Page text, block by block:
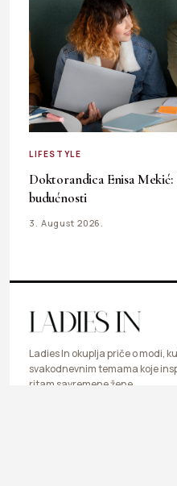
LIFESTYLE
Doktorandica Enisa
budućnosti
3. August 2026.
Ladies In okuplja priče o modi,
svakodnevnim temama koje
ritam savremene žene.